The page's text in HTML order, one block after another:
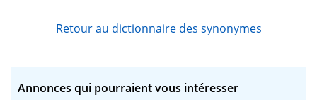
Retour au dictionnaire des synonymes
Annonces qui pourraient vous intéresser